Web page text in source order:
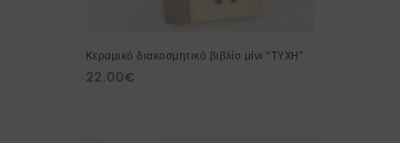
Κεραμικό διακοσμητικό βιβλίο μίνι “TYXH”
22.00€